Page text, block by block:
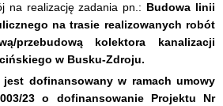
na realizację zadania pn.: Budowa linii
na trasie realizowanych robót
przebudową kolektora kanalizacji
w Busku-Zdroju.
jest dofinansowany w ramach umowy
23 o dofinansowanie Projektu Nr